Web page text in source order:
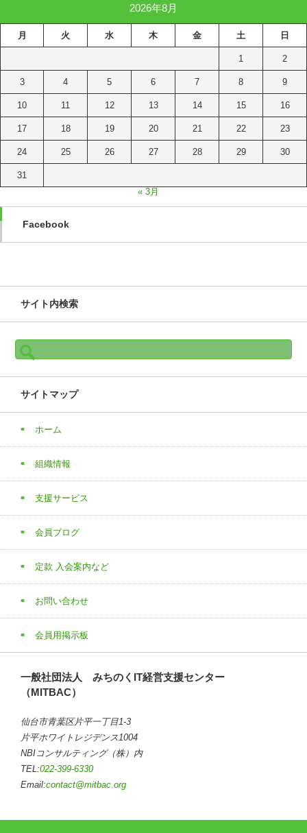
2026年8月
月 火 水 木 金 土 日
1 2
3 4 5 6 7 8 9
10 11 12 13 14 15 16
17 18 19 20 21 22 23
24 25 26 27 28 29 30
31
« 3月
Facebook
サイト内検索
検
索:
サイトマップ
ホーム
組織情報
支援サービス
会員ブログ
定款 入会案内など
お問い合わせ
会員用掲示板
一般社団法人 みちのくIT経営支援センター
（MITBAC）
仙台市青葉区片平一丁目1-3
片平ホワイトレジデンス1004
NBIコンサルティング（株）内
TEL:022-399-6330
Email:contact@mitbac.org